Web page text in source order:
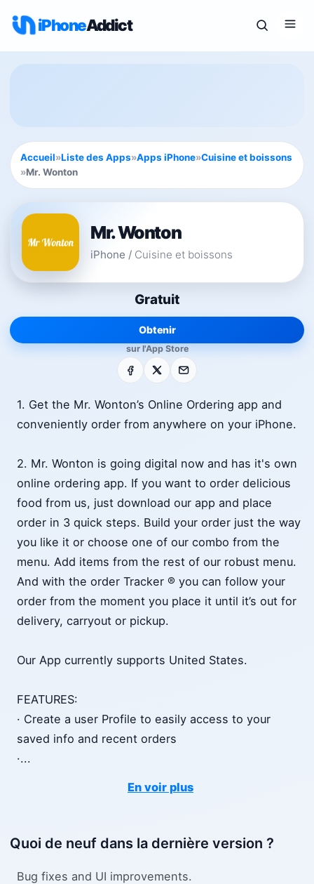
iPhoneAddict
Accueil»Liste des Apps»Apps iPhone»Cuisine et boissons
»Mr. Wonton
Mr. Wonton
iPhone / Cuisine et boissons
Gratuit
Obtenir
sur l'App Store
Facebook E-mail
1. Get the Mr. Wonton’s Online Ordering app and
conveniently order from anywhere on your iPhone.
2. Mr. Wonton is going digital now and has it's own
online ordering app. If you want to order delicious
food from us, just download our app and place
order in 3 quick steps. Build your order just the way
you like it or choose one of our combo from the
menu. Add items from the rest of our robust menu.
And with the order Tracker ® you can follow your
order from the moment you place it until it’s out for
delivery, carryout or pickup.
Our App currently supports United States.
FEATURES:
· Create a user Profile to easily access to your
saved info and recent orders
·...
En voir plus
Quoi de neuf dans la dernière version ?
Bug fixes and UI improvements.